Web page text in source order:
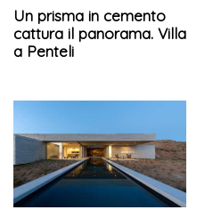
Un prisma in cemento
cattura il panorama. Villa
a Penteli